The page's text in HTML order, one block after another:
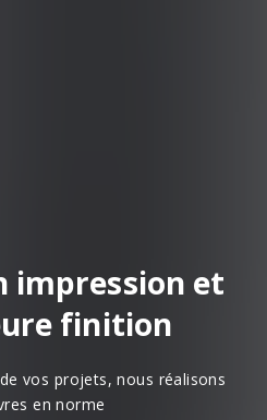
impression et
finition
vos projets, nous réalisons
en norme